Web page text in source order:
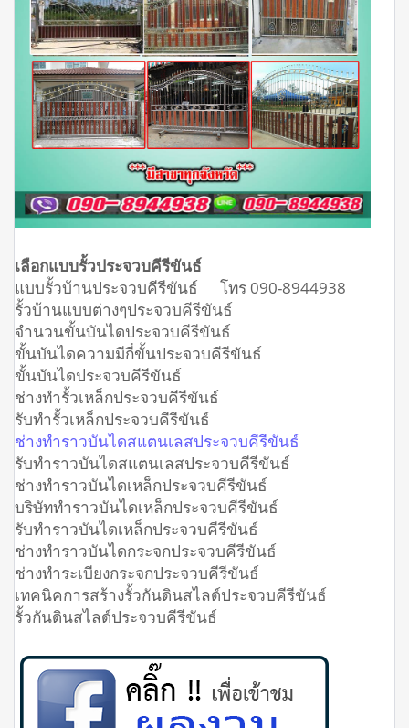
เลือกแบบรั้วประจวบคีรีขันธ์
แบบรั้วบ้านประจวบคีรีขันธ์ โทร 090-8944938
รั้วบ้านแบบต่างๆประจวบคีรีขันธ์
จำนวนขั้นบันไดประจวบคีรีขันธ์
ขั้นบันไดความมีกี่ขั้นประจวบคีรีขันธ์
ขั้นบันไดประจวบคีรีขันธ์
ช่างทำรั้วเหล็กประจวบคีรีขันธ์
รับทำรั้วเหล็กประจวบคีรีขันธ์
ช่างทำราวบันไดสแตนเลสประจวบคีรีขันธ์
รับทำราวบันไดสแตนเลสประจวบคีรีขันธ์
ช่างทำราวบันไดเหล็กประจวบคีรีขันธ์
บริษัททำราวบันไดเหล็กประจวบคีรีขันธ์
รับทำราวบันไดเหล็กประจวบคีรีขันธ์
ช่างทำราวบันไดกระจกประจวบคีรีขันธ์
ช่างทำระเบียงกระจกประจวบคีรีขันธ์
เทคนิคการสร้างรั้วกันดินสไลด์ประจวบคีรีขันธ์
รั้วกันดินสไลด์ประจวบคีรีขันธ์